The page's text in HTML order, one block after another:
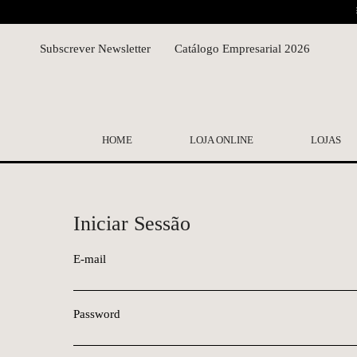
Subscrever Newsletter Catálogo Empresarial 2026
HOME LOJA ONLINE LOJAS
Iniciar Sessão
E-mail
Password